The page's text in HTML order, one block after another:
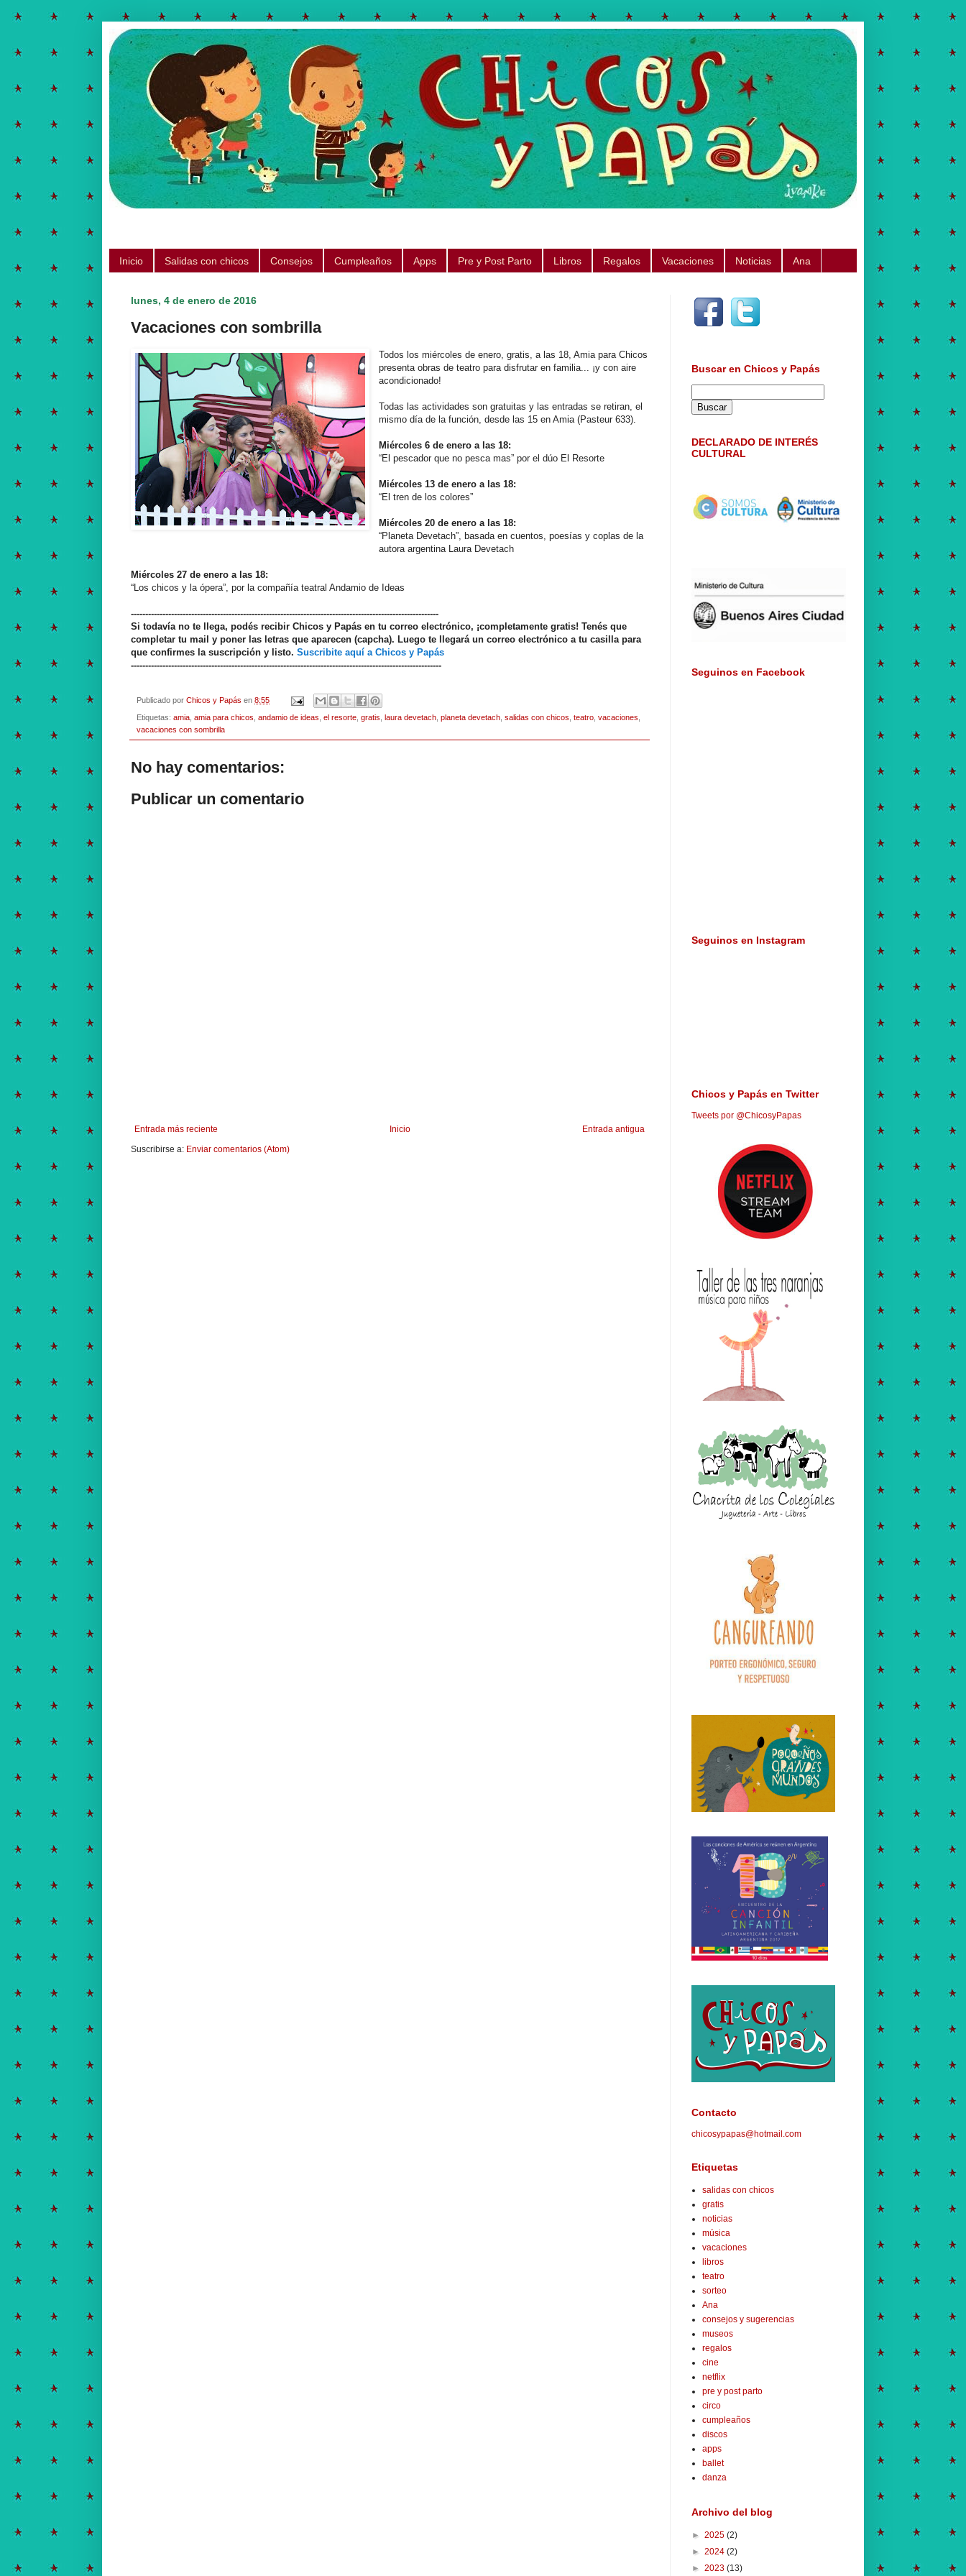
Inicio Salidas con chicos Consejos Cumpleaños Apps Pre y Post Parto Libros Regalos Vacaciones Noticias Ana
lunes, 4 de enero de 2016
Vacaciones con sombrilla
Todos los miércoles de enero, gratis, a las 18, Amia para Chicos
presenta obras de teatro para disfrutar en familia... ¡y con aire
acondicionado!
Todas las actividades son gratuitas y las entradas se retiran, el
mismo día de la función, desde las 15 en Amia (Pasteur 633).
Miércoles 6 de enero a las 18:
“El pescador que no pesca mas” por el dúo El Resorte
Miércoles 13 de enero a las 18:
“El tren de los colores”
Miércoles 20 de enero a las 18:
“Planeta Devetach”, basada en cuentos, poesías y coplas de la
autora argentina Laura Devetach
Miércoles 27 de enero a las 18:
“Los chicos y la ópera”, por la compañía teatral Andamio de Ideas
-----------------------------------------------------------------------------------------------------------
Si todavía no te llega, podés recibir Chicos y Papás en tu correo electrónico, ¡completamente gratis! Tenés que
completar tu mail y poner las letras que aparecen (capcha). Luego te llegará un correo electrónico a tu casilla para
que confirmes la suscripción y listo. Suscribite aquí a Chicos y Papás
------------------------------------------------------------------------------------------------------------
Publicado por Chicos y Papás en 8:55
Etiquetas: amia amia para chicos andamio de ideas el resorte gratis laura devetach planeta devetach salidas con chicos teatro vacaciones
vacaciones con sombrilla
No hay comentarios:
Publicar un comentario
Entrada más reciente Entrada antigua
Inicio
Suscribirse a: Enviar comentarios (Atom)
Buscar en Chicos y Papás
DECLARADO DE INTERÉS
CULTURAL
Seguinos en Facebook
Seguinos en Instagram
Chicos y Papás en Twitter
Tweets por @ChicosyPapas
Contacto
chicosypapas@hotmail.com
Etiquetas
salidas con chicos
gratis
noticias
música
vacaciones
libros
teatro
sorteo
Ana
consejos y sugerencias
museos
regalos
cine
netflix
pre y post parto
circo
cumpleaños
discos
apps
ballet
danza
Archivo del blog
► 2025 (2)
► 2024 (2)
► 2023 (13)